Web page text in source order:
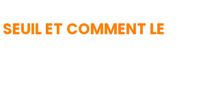
SEUIL ET COMMENT LE